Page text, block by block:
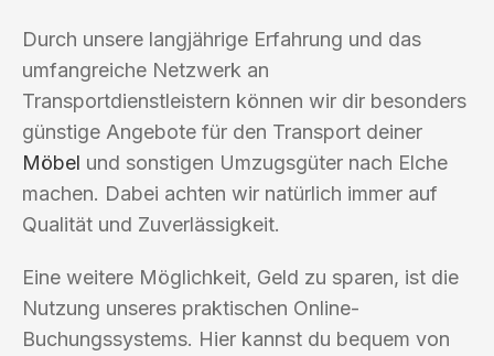
Durch unsere langjährige Erfahrung und das
umfangreiche Netzwerk an
Transportdienstleistern können wir dir besonders
günstige Angebote für den Transport deiner
Möbel und sonstigen Umzugsgüter nach Elche
machen. Dabei achten wir natürlich immer auf
Qualität und Zuverlässigkeit.
Eine weitere Möglichkeit, Geld zu sparen, ist die
Nutzung unseres praktischen Online-
Buchungssystems. Hier kannst du bequem von